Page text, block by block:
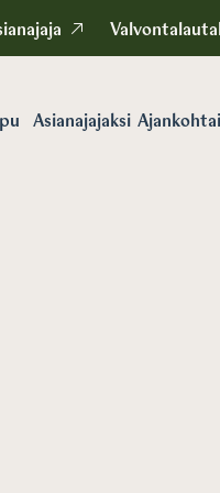
Asianajajaksi